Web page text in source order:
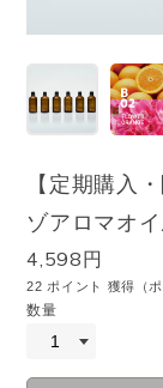
【定期購入
ゾアロマオ
4,598円
22 ポイント 獲得（
数量